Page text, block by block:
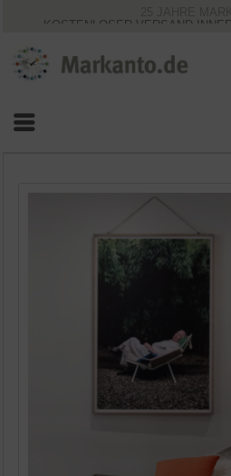
KOSTENLOSER VERSAND
VIELFÄLTIGE
BESTPRICE-